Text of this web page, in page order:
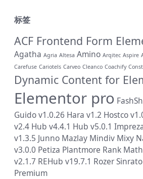
标签
ACF Frontend Form
Agatha Agria Altesa Amino Arqitec Aspire
Carefuse Cariotels Carveo Cleanco Coachify
Dynamic Content for
Elementor pro
Guido v1.0.26 Hara v1.2 Hostco
v2.4 Hub v4.4.1 Hub v5.0.1
v1.3.5 Junno Mazlay Mindiv Mixy
v3.0.0 Petiza Plantmore Rank
v2.1.7 REHub v19.7.1 RozerSinrato
Premium